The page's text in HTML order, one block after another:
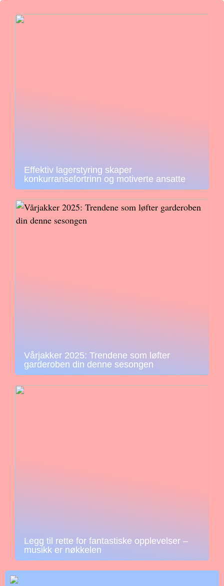
Effektiv lagerstyring skaper
konkurransefortrinn og motiverte ansatte
Vårjakker 2025: Trendene som løfter
garderoben din denne sesongen
Legg til rette for fantastiske opplevelser –
musikk er nøkkelen